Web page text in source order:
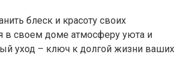
блеск и красоту своих
в своем доме атмосферу уюта и
уход – ключ к долгой жизни ваших